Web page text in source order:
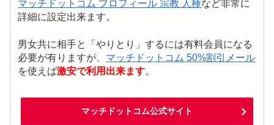
マッチドットコム プロフィール 宗教 人種など非常に
詳細に設定出来ます。
男女共に相手と「やりとり」するには有料会員になる
必要が有りますが、 マッチドットコム 50%割引メール
を使えば激安で利用出来ます。
マッチドットコム公式サイト